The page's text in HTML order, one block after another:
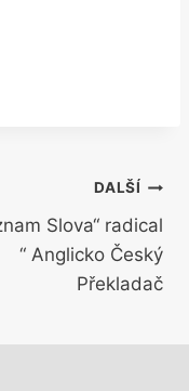
DALŠÍ
Slova“ radical
“ Anglicko Český
Překladač